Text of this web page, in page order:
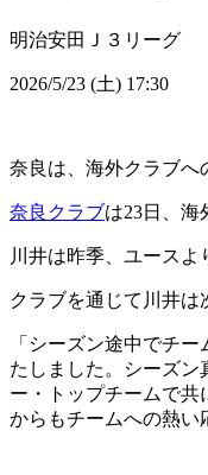
明治安田Ｊ３リーグ
2026/5/23 (土) 17:30
奈良は、海外クラブへ
奈良クラブは23日、海
川井は昨季、ユースよ
クラブを通じて川井は
「シーズン途中でチ
たしました。シーズン
ー・トップチームで
からもチームへの熱い